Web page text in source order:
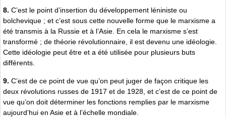
8. C’est le point d’insertion du développement léniniste ou
bolchevique ; et c’est sous cette nouvelle forme que le marxisme a
été transmis à la Russie et à l’Asie. En cela le marxisme s’est
transformé ; de théorie révolutionnaire, il est devenu une idéologie.
Cette idéologie peut être et a été utilisée pour plusieurs buts
différents.
9. C’est de ce point de vue qu’on peut juger de façon critique les
deux révolutions russes de 1917 et de 1928, et c’est de ce point de
vue qu’on doit déterminer les fonctions remplies par le marxisme
aujourd’hui en Asie et à l’échelle mondiale.